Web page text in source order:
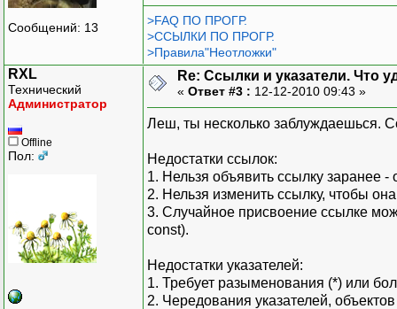
Сообщений: 13
>FAQ ПО ПРОГР.
>ССЫЛКИ ПО ПРОГР.
>Правила"Неотложки"
RXL
Технический
Администратор
Offline
Пол:
Re: Ссылки и указатели. Что
« Ответ #3 : 12-12-2010 09:43 »
Леш, ты несколько заблуждаешься.
Недостатки ссылок:
1. Нельзя объявить ссылку заранее
2. Нельзя изменить ссылку, чтобы
3. Случайное присвоение ссылке
const).
Недостатки указателей:
1. Требует разыменования (*) или
2. Чередования указателей,